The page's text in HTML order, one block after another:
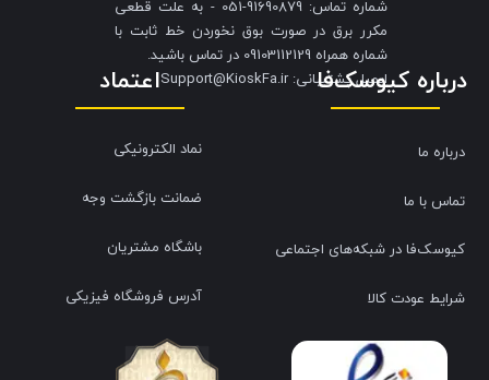
شماره تماس: 91690879-051 - به علت قطعی
مکرر برق در صورت بوق نخوردن خط ثابت با
شماره همراه 09103112129 در تماس باشید.
​​​​​​​ایمیل پشتیبانی: Support@KioskFa.ir
اعتماد
نماد الکترونیکی
ضمانت بازگشت وجه
باشگاه مشتریان
آدرس فروشگاه فیزیکی
درباره کیوسک‌فا
درباره ما
تماس با ما
کیوسک‌فا در شبکه‌های اجتماعی
شرایط عودت کالا